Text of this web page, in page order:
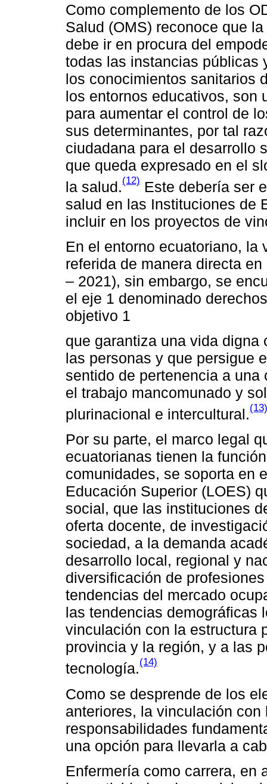
Como complemento de los
Salud (OMS) reconoce que
debe ir en procura del
todas las instancias públicas
los conocimientos sanitarios
los entornos educativos, son
para aumentar el control de
sus determinantes, por tal
ciudadana para el desarrollo
que queda expresado en el
la salud.(12) Este debería ser
salud en las Instituciones de
incluir en los proyectos de
En el entorno ecuatoriano,
referida de manera directa
– 2021), sin embargo, se
el eje 1 denominado
objetivo 1
que garantiza una vida
las personas y que persigue
sentido de pertenencia a
el trabajo mancomunado y
plurinacional e intercultural.(13)
Por su parte, el marco legal
ecuatorianas tienen la
comunidades, se soporta en
Educación Superior (LOES)
social, que las instituciones
oferta docente, de
sociedad, a la demanda
desarrollo local, regional y
diversificación de
tendencias del mercado
las tendencias demográficas
vinculación con la estructura
provincia y la región, y a las
tecnología.(14)
Como se desprende de los
anteriores, la vinculación
responsabilidades
una opción para llevarla a
Enfermería como carrera, en